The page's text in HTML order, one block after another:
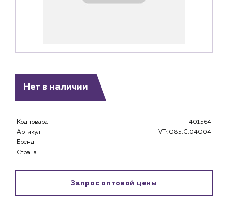
Снабженцам и подрядным организациям
Нет в наличии
Код товара
401564
Артикул
VTr.085.G.04004
Бренд
Страна
Запрос оптовой цены